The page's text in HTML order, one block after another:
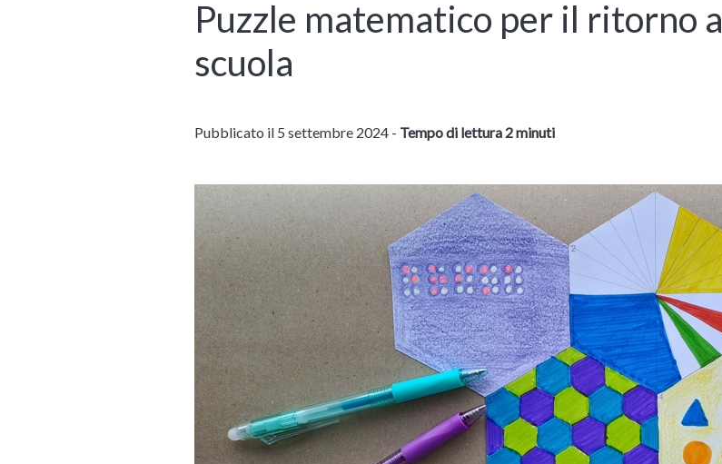
Puzzle matematico per il ritorno a
scuola
Pubblicato il 5 settembre 2024 - Tempo di lettura 2 minuti